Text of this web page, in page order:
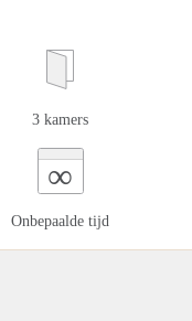
3 kamers
∞
Onbepaalde tijd